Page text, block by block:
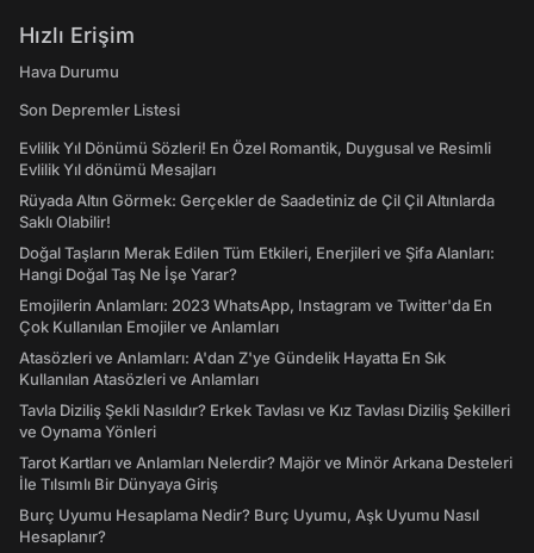
Hızlı Erişim
Hava Durumu
Son Depremler Listesi
Evlilik Yıl Dönümü Sözleri! En Özel Romantik, Duygusal ve Resimli
Evlilik Yıl dönümü Mesajları
Rüyada Altın Görmek: Gerçekler de Saadetiniz de Çil Çil Altınlarda
Saklı Olabilir!
Doğal Taşların Merak Edilen Tüm Etkileri, Enerjileri ve Şifa Alanları:
Hangi Doğal Taş Ne İşe Yarar?
Emojilerin Anlamları: 2023 WhatsApp, Instagram ve Twitter'da En
Çok Kullanılan Emojiler ve Anlamları
Atasözleri ve Anlamları: A'dan Z'ye Gündelik Hayatta En Sık
Kullanılan Atasözleri ve Anlamları
Tavla Diziliş Şekli Nasıldır? Erkek Tavlası ve Kız Tavlası Diziliş Şekilleri
ve Oynama Yönleri
Tarot Kartları ve Anlamları Nelerdir? Majör ve Minör Arkana Desteleri
İle Tılsımlı Bir Dünyaya Giriş
Burç Uyumu Hesaplama Nedir? Burç Uyumu, Aşk Uyumu Nasıl
Hesaplanır?